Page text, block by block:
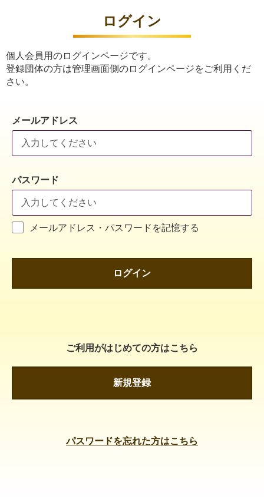
ログイン
個人会員用のログインページです。
登録団体の方は管理画面側のログインページをご利用くだ
さい。
メールアドレス
パスワード
メールアドレス・パスワードを記憶する
ログイン
ご利用がはじめての方はこちら
新規登録
パスワードを忘れた方はこちら